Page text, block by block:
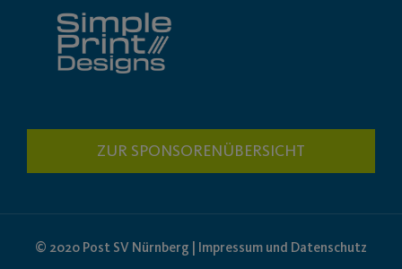
ZUR SPONSORENÜBERSICHT
© 2020 Post SV Nürnberg | Impressum und Datenschutz